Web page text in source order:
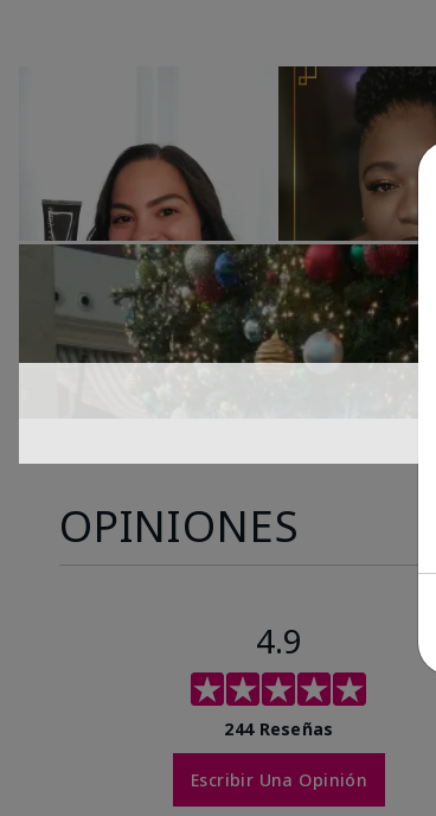
OPINIONES
4.9
244 Reseñas
Escribir Una Opinión